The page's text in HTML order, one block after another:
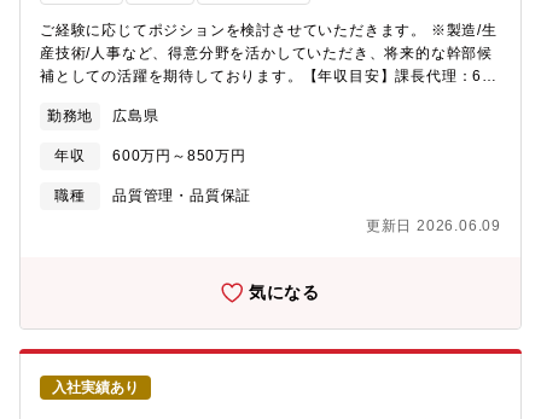
ご経験に応じてポジションを検討させていただきます。 ※製造/生
産技術/人事など、得意分野を活かしていただき、将来的な幹部候
補としての活躍を期待しております。【年収目安】課長代理：600
万
勤務地 広島県
年収 600万円～850万円
職種
品質管理・品質保証
更新日 2026.06.09
気になる
入社実績あり